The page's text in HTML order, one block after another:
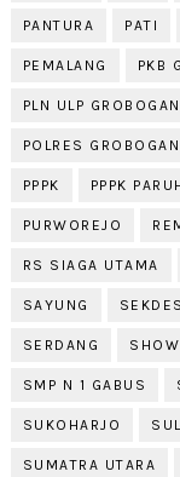
PANTURA PATI
PEMALANG PKB
PLN ULP GROBOGAN
POLRES GROBOGAN
PPPK PPPK
PURWOREJO
RS SIAGA UTAMA
SAYUNG
SERDANG
SMP N 1 GABUS
SUKOHARJO
SUMATRA UTARA